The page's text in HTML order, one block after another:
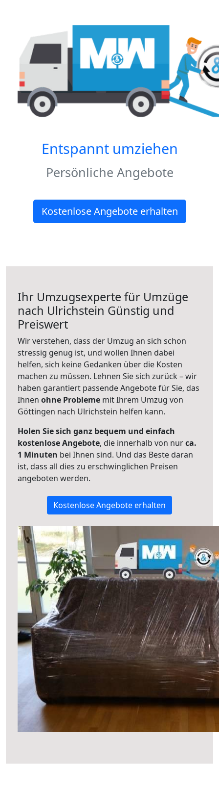
Entspannt umziehen
Persönliche Angebote
Kostenlose Angebote erhalten
Ihr Umzugsexperte für Umzüge
nach Ulrichstein Günstig und
Preiswert
Wir verstehen, dass der Umzug an sich schon
stressig genug ist, und wollen Ihnen dabei
helfen, sich keine Gedanken über die Kosten
machen zu müssen. Lehnen Sie sich zurück – wir
haben garantiert passende Angebote für Sie, das
Ihnen ohne Probleme mit Ihrem Umzug von
Göttingen nach Ulrichstein helfen kann.
Holen Sie sich ganz bequem und einfach
kostenlose Angebote, die innerhalb von nurca.
1 Minuten bei Ihnen sind. Und das Beste daran
ist, dass all dies zu erschwinglichen Preisen
angeboten werden.
Kostenlose Angebote erhalten